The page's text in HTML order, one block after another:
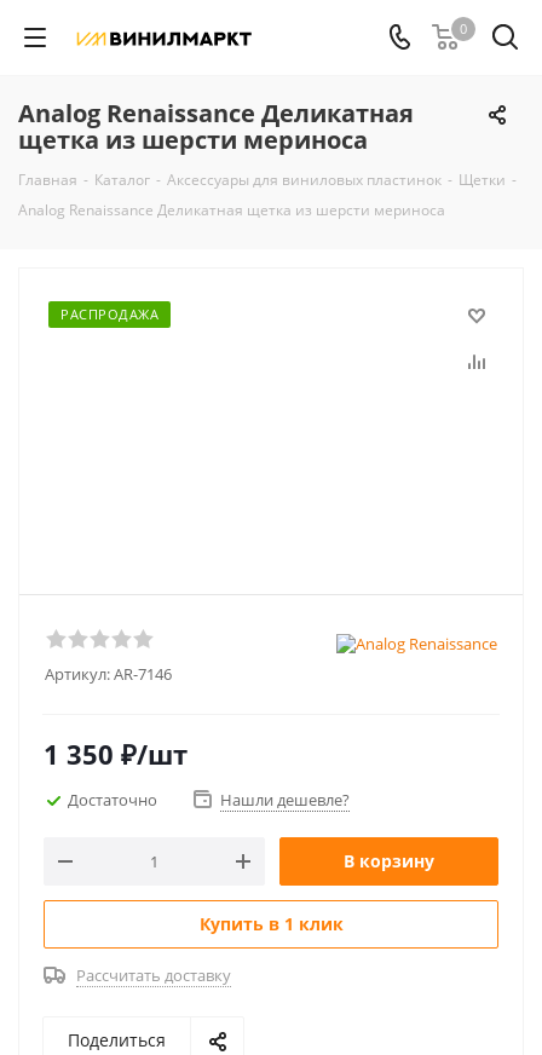
0
Analog Renaissance Деликатная
щетка из шерсти мериноса
Главная - Каталог - Аксессуары для виниловых пластинок - Щетки -
Analog Renaissance Деликатная щетка из шерсти мериноса
РАСПРОДАЖА
Артикул:AR-7146
1 350 ₽/шт
Достаточно Нашли дешевле?
В корзину
Купить в 1 клик
Рассчитать доставку
Поделиться